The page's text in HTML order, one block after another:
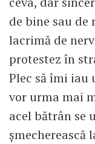
de bine sau de
lacrimă de
protestez în
Plec să îmi iau
vor urma mai
acel bătrân se
șmecherească